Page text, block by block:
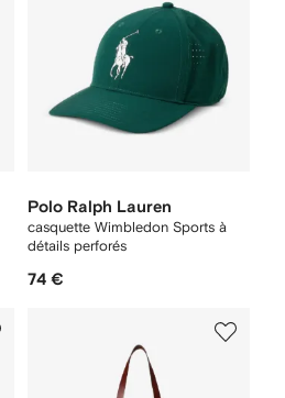
Polo Ralph Lauren
casquette Wimbledon Sports à
détails perforés
74 €